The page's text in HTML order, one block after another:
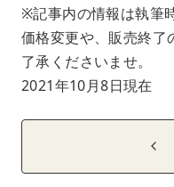
※記事内の情報は執筆
価格変更や、販売終了
了承くださいませ。
2021年10月8日現在